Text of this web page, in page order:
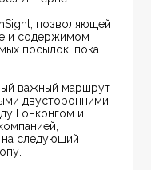
позволяющей
и содержимом
посылок, пока
важный маршрут
двусторонними
Гонконгом и
на следующий